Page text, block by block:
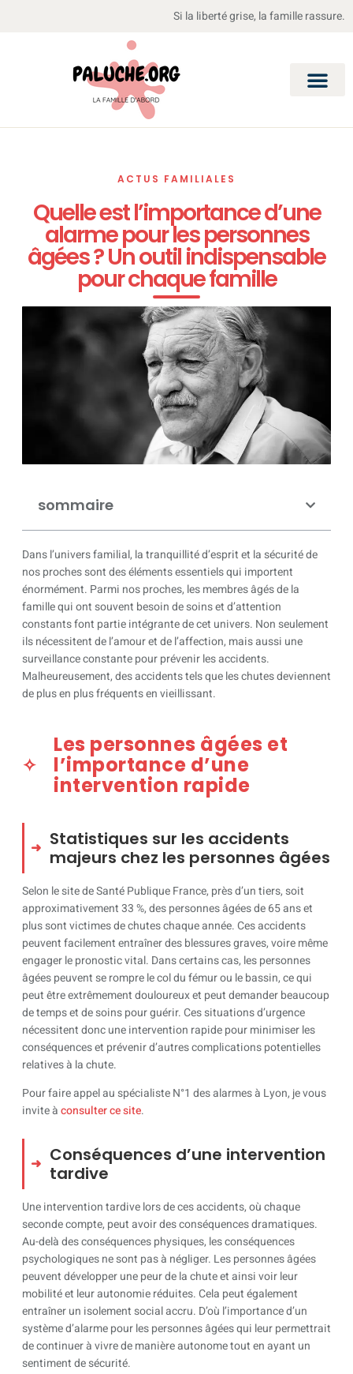
Si la liberté grise, la famille rassure.
ACTUS FAMILIALES
Quelle est l’importance d’une
alarme pour les personnes
âgées ? Un outil indispensable
pour chaque famille
sommaire
Dans l’univers familial, la tranquillité d’esprit et la sécurité de
nos proches sont des éléments essentiels qui importent
énormément. Parmi nos proches, les membres âgés de la
famille qui ont souvent besoin de soins et d’attention
constants font partie intégrante de cet univers. Non seulement
ils nécessitent de l’amour et de l’affection, mais aussi une
surveillance constante pour prévenir les accidents.
Malheureusement, des accidents tels que les chutes deviennent
de plus en plus fréquents en vieillissant.
Les personnes âgées et
l’importance d’une
intervention rapide
Statistiques sur les accidents
majeurs chez les personnes âgées
Selon le site de Santé Publique France, près d’un tiers, soit
approximativement 33 %, des personnes âgées de 65 ans et
plus sont victimes de chutes chaque année. Ces accidents
peuvent facilement entraîner des blessures graves, voire même
engager le pronostic vital. Dans certains cas, les personnes
âgées peuvent se rompre le col du fémur ou le bassin, ce qui
peut être extrêmement douloureux et peut demander beaucoup
de temps et de soins pour guérir. Ces situations d’urgence
nécessitent donc une intervention rapide pour minimiser les
conséquences et prévenir d’autres complications potentielles
relatives à la chute.
Pour faire appel au spécialiste N°1 des alarmes à Lyon, je vous
invite àconsulter ce site.
Conséquences d’une intervention
tardive
Une intervention tardive lors de ces accidents, où chaque
seconde compte, peut avoir des conséquences dramatiques.
Au-delà des conséquences physiques, les conséquences
psychologiques ne sont pas à négliger. Les personnes âgées
peuvent développer une peur de la chute et ainsi voir leur
mobilité et leur autonomie réduites. Cela peut également
entraîner un isolement social accru. D’où l’importance d’un
système d’alarme pour les personnes âgées qui leur permettrait
de continuer à vivre de manière autonome tout en ayant un
sentiment de sécurité.